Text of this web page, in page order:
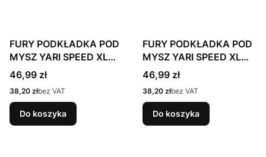
FURY PODKŁADKA POD
MYSZ YARI SPEED XL
980X400MM
Cena
46,99 zł
Cena
38,20 złbez VAT
Do koszyka
FURY PODKŁADKA POD
MYSZ YARI SPEED XL
980X400MM
Cena
46,99 zł
Cena
38,20 złbez VAT
Do koszyka